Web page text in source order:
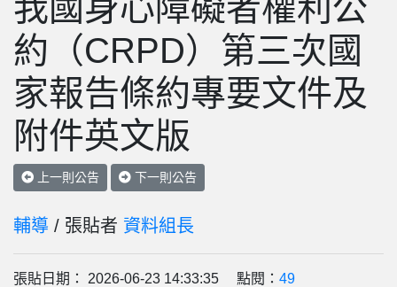
我國身心障礙者權利公
約（CRPD）第三次國
家報告條約專要文件及
附件英文版
上一則公告 下一則公告
輔導 / 張貼者 資料組長
張貼日期： 2026-06-23 14:33:35 點閱： 49